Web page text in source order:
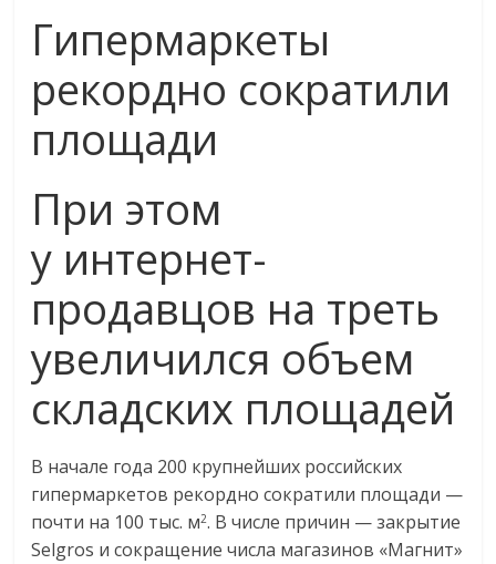
Гипермаркеты
рекордно сократили
площади
При этом
у интернет-
продавцов на треть
увеличился объем
складских площадей
В начале года 200 крупнейших российских
гипермаркетов рекордно сократили площади —
почти на 100 тыс. м2. В числе причин — закрытие
Selgros и сокращение числа магазинов «Магнит»